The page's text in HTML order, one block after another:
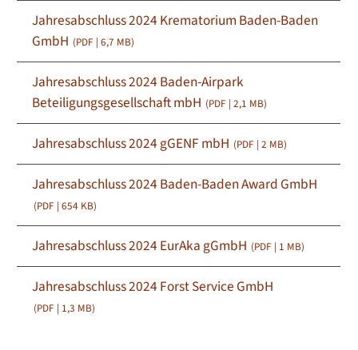
Jahresabschluss 2024 Krematorium Baden-Baden
GmbH (PDF | 6,7 MB)
Jahresabschluss 2024 Baden-Airpark
Beteiligungsgesellschaft mbH (PDF | 2,1 MB)
Jahresabschluss 2024 gGENF mbH (PDF | 2 MB)
Jahresabschluss 2024 Baden-Baden Award GmbH
(PDF | 654 KB)
Jahresabschluss 2024 EurAka gGmbH (PDF | 1 MB)
Jahresabschluss 2024 Forst Service GmbH
(PDF | 1,3 MB)